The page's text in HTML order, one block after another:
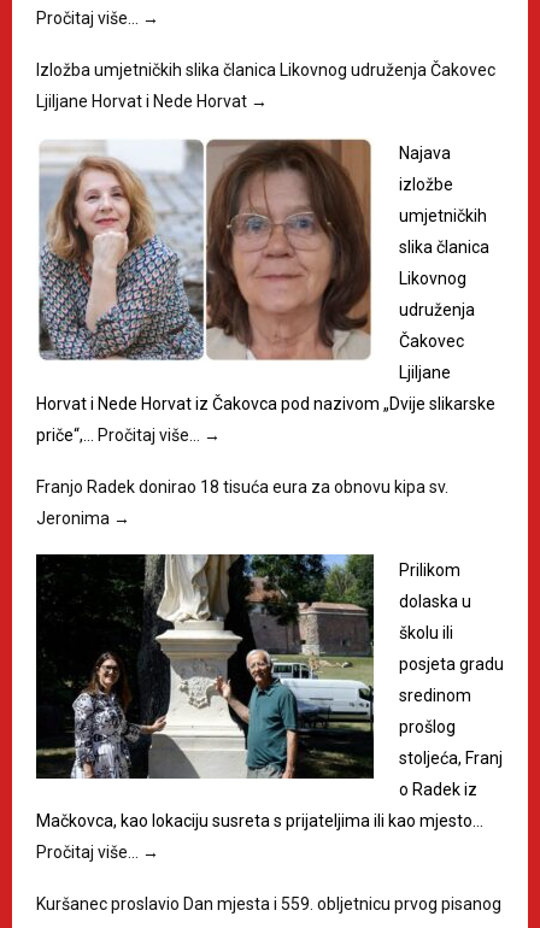
Pročitaj više… →
Izložba umjetničkih slika članica Likovnog udruženja Čakovec
Ljiljane Horvat i Nede Horvat →
Najava
izložbe
umjetničkih
slika članica
Likovnog
udruženja
Čakovec
Ljiljane
Horvat i Nede Horvat iz Čakovca pod nazivom „Dvije slikarske
priče“,… Pročitaj više… →
Franjo Radek donirao 18 tisuća eura za obnovu kipa sv.
Jeronima →
Prilikom
dolaska u
školu ili
posjeta gradu
sredinom
prošlog
stoljeća, Franj
o Radek iz
Mačkovca, kao lokaciju susreta s prijateljima ili kao mjesto…
Pročitaj više… →
Kuršanec proslavio Dan mjesta i 559. obljetnicu prvog pisanog